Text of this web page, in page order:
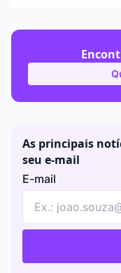
As principais
seu e-mail
E-mail